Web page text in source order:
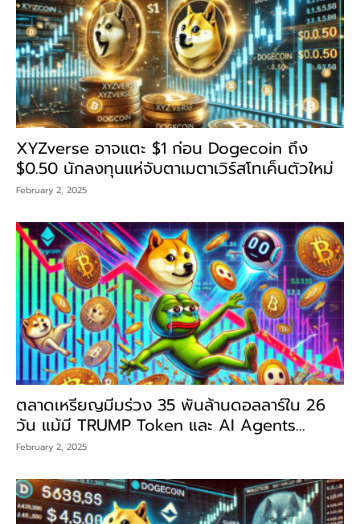
XYZverse อาจแตะ $1 ก่อน Dogecoin ถึง
$0.50 นักลงทุนแห่จับตาเมตาเวิร์สโทเค็นตัวใหม่
February 2, 2025
ตลาดเหรียญมีมร่วง 35 พันล้านดอลลาร์ใน 26
วัน แม้มี TRUMP Token และ AI Agents...
February 2, 2025